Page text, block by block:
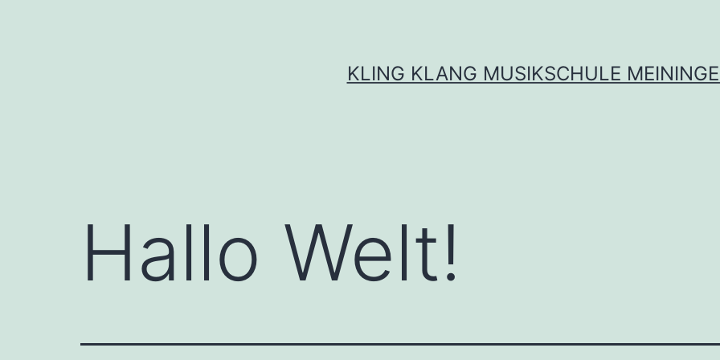
KLING KLANG MUSIKSCHULE
Hallo Welt!